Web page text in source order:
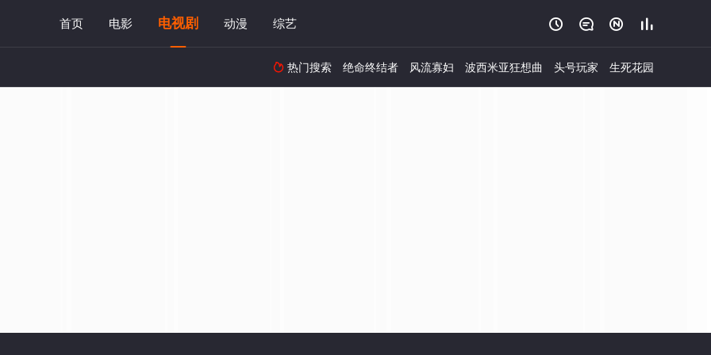
首页 电影 电视剧 动漫 综艺    
 热门搜索 绝命终结者 风流寡妇 波西米亚狂想曲 头号玩家 生死花园